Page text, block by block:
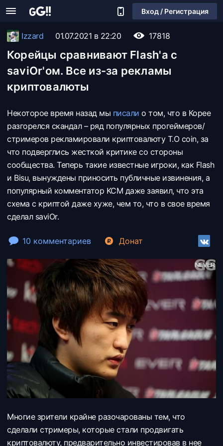
Вход / Регистрация
Izzard 01.07.2021 в 22:20 17818
Корейцы сравнивают Flash'а с
saviOr'ом. Все из-за рекламы
криптовалюты
Некоторое время назад мы писали о том, что в Корее
разгорелся скандал – ряд популярных прогеймеров/
стримеров рекламировали криптовалюту T.O coin, за
что подверглись жесткой критике со стороны
сообщества. Теперь такие известные игроки, как Flash
и Bisu, вынуждены приносить публичные извинения, а
популярный комментатор KCM даже заявил, что эта
схема с криптой даже хуже, чем то, что в свое время
сделал saviOr.
10 комментариев Донат
Многие зрители крайне разочарованы тем, что
сделали стримеры, которые стали продвигать
криптовалюту, предварительно инвестировав в нее